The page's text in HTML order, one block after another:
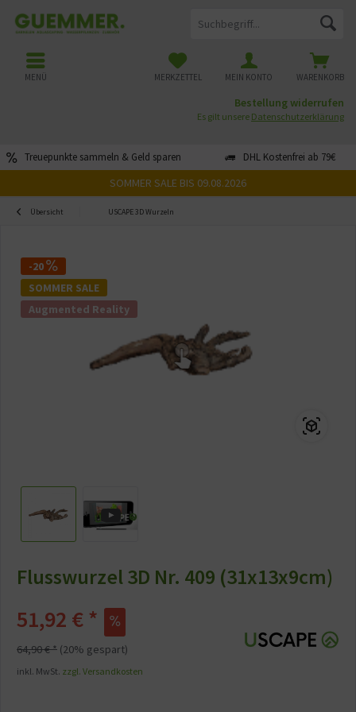
Treuepunkte sammeln & Geld sparen DHL Kostenfrei ab 79€
WARENKORB
MERKZETTEL MEIN KONTO
MENÜ
Bestellung widerrufen
Es gilt unsere Datenschutzerklärung
SOMMER SALE BIS 09.08.2026
Übersicht USCAPE 3D Wurzeln
-20
SOMMER SALE
Augmented Reality
Flusswurzel 3D Nr. 409 (31x13x9cm)
51,92 € *
64,90 € * (20% gespart)
inkl. MwSt. zzgl. Versandkosten